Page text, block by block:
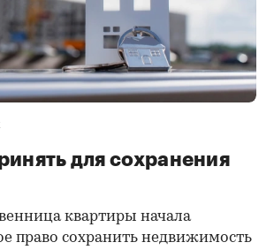
для сохранения
квартиры начала
право сохранить недвижимость